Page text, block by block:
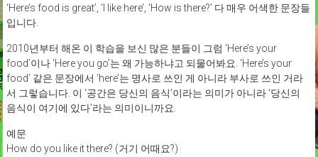
‘Here’s food is great’, ‘I like here’, ‘How is there?’ 다 매우 어색한 문장들
입니다.
2010년부터 해온 이 학습을 보신 많은 분들이 그럼 ‘Here’s your
food’이나 ‘Here you go’는 왜 가능하냐고 되물어봐요. ‘Here’s your
food’ 같은 문장에서 ‘here’는 명사로 쓰인 게 아니라 부사로 쓰인 거라
서 그렇습니다. 이 ‘공간은 당신의 음식’이라는 의미가 아니라 ‘당신의
음식이 여기에 있다’라는 의미이니까요.
예문
How do you like it there? (거기 어때요?)